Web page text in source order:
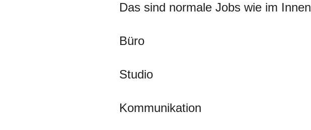
Das sind normale Jobs wie im
Büro
Studio
Kommunikation